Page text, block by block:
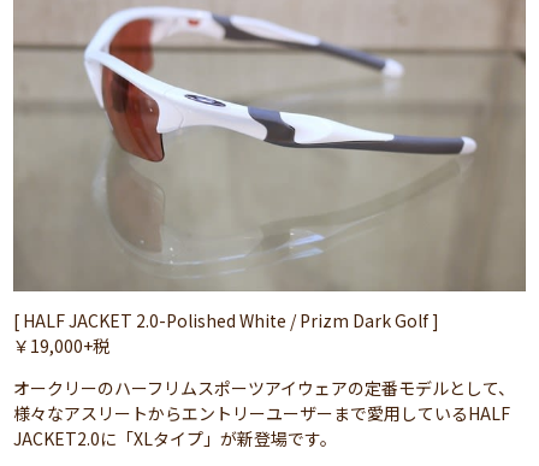
[ HALF JACKET 2.0-Polished White / Prizm Dark Golf ]
￥19,000+税
オークリーのハーフリムスポーツアイウェアの定番モデルとして、
様々なアスリートからエントリーユーザーまで愛用しているHALF
JACKET2.0に「XLタイプ」が新登場です。